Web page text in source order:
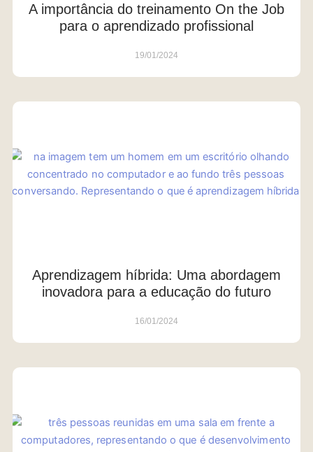
A importância do treinamento On the Job
para o aprendizado profissional
19/01/2024
Aprendizagem híbrida: Uma abordagem
inovadora para a educação do futuro
16/01/2024